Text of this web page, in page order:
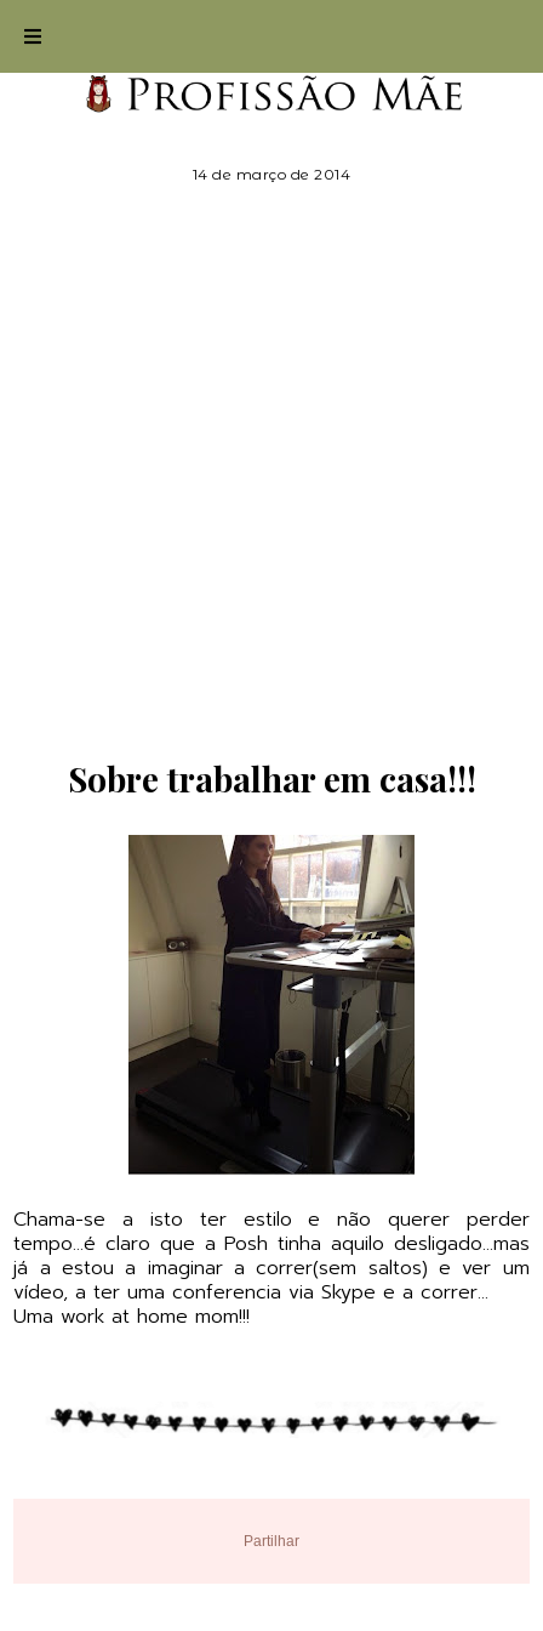
14 de março de 2014
Sobre trabalhar em casa!!!
Chama-se a isto ter estilo e não querer perder
tempo...é claro que a Posh tinha aquilo desligado...mas
já a estou a imaginar a correr(sem saltos) e ver um
vídeo, a ter uma conferencia via Skype e a correr...
Uma work at home mom!!!
Partilhar